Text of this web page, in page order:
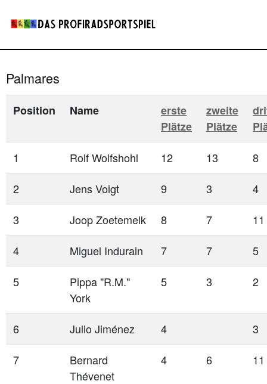
Palmares
Position Name
erste
Plätze
zweite
Plätze
1
Rolf Wolfshohl 12 13
8
2
Jens Voigt 9 3
4
3
Joop Zoetemelk 8 7
11
4
Miguel Indurain 7 7
5
5
Pippa "R.M."
York
5 3 2
6 Julio Jiménez 4
3
7
Bernard
Thévenet
4 6 11